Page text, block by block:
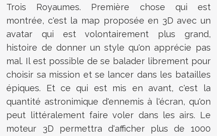
Trois Royaumes. Première chose qui est
montrée, c'est la map proposée en 3D avec un
avatar qui est volontairement plus grand,
histoire de donner un style qu'on apprécie pas
mal. Il est possible de se balader librement pour
choisir sa mission et se lancer dans les batailles
épiques. Et ce qui est mis en avant, c'est la
quantité astronimique d'ennemis à l'écran, qu'on
peut littéralement faire voler dans les airs. Le
moteur 3D permettra d'afficher plus de 1000